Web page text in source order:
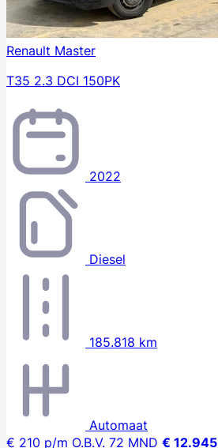
Renault Master
T35 2.3 DCI 150PK
2022
Diesel
185.818 km
Automaat
€ 210 p/m O.B.V. 72 MND € 12.945